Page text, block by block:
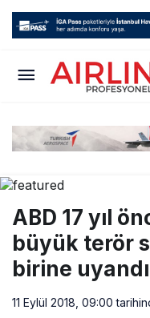
ABD 17 yıl
büyük terör
birine uyandı
11 Eylül 2018, 09:00